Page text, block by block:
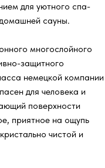
для уютного спа-
сауны.
многослойного
защитного
немецкой компании
для человека и
поверхности
приятное на ощупь
чистой и